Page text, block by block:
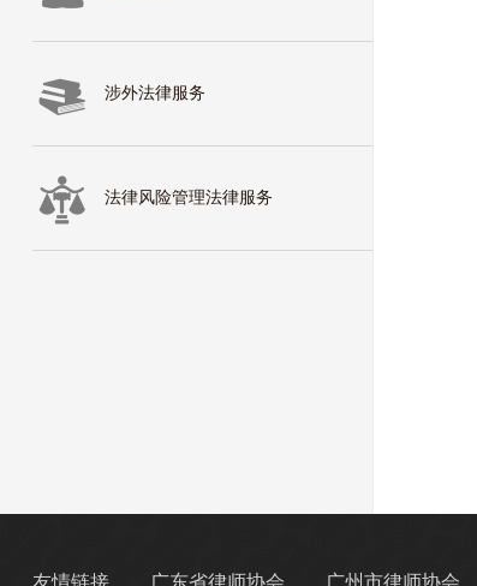
涉外法律服务
法律风险管理法律服务